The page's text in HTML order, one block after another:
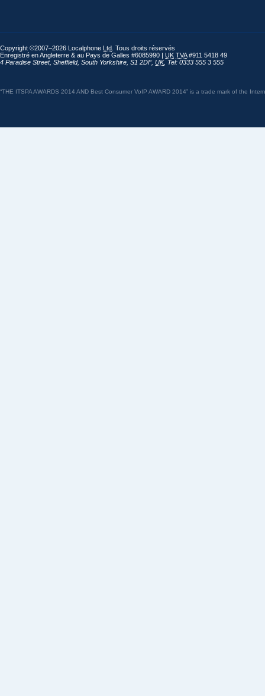
Copyright ©2007–2026 Localphone Ltd . Tous droits réservés
Enregistré en Angleterre & au Pays de Galles #6085990 | UK TVA#911 5418 49
4 Paradise Street, Sheffield, South Yorkshire S1 2DF, UK, Tel: 0333 555 3 555
“THE ITSPA AWARDS 2014 AND Best Consumer VoIP AWARD 2014” is a trade mark of the